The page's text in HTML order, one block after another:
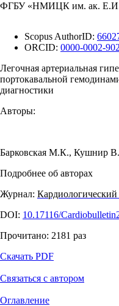
ФГБУ «НМИЦК им. ак. Е.И.
Scopus AuthorID:
ORCID: 0000-0002-
Легочная артериальная
портокавальной
диагностики
Авторы:
Барковская М.К., Кушнир
Подробнее об авторах
Журнал: Кардиологический
DOI: 10.17116/
Прочитано: 2181 раз
Скачать PDF
Связаться с автором
Оглавление